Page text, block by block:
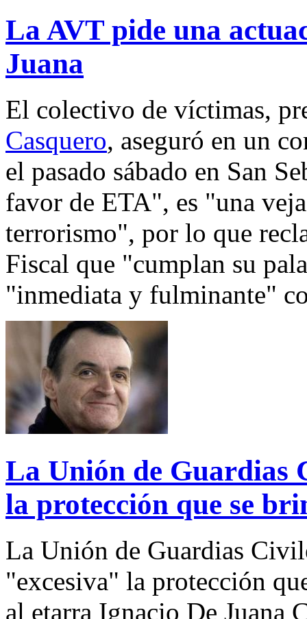
La AVT pide una
Juana
El colectivo de víctimas,
Casquero, aseguró en un
el pasado sábado en San
favor de ETA", es "una
terrorismo", por lo que
Fiscal que "cumplan su
"inmediata y fulminante"
La Unión de Guardias
la protección que se
La Unión de Guardias
"excesiva" la protección
al etarra Ignacio De Juana